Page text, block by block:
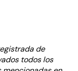
de
todos los